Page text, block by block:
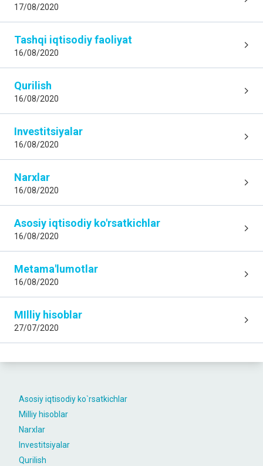
Asosiy iqtisodiy ko`rsatkichlar
Milliy hisoblar
Narxlar
Investitsiyalar
Qurilish
17/08/2020
Tashqi iqtisodiy faoliyat
16/08/2020
Qurilish
16/08/2020
Investitsiyalar
16/08/2020
Narxlar
16/08/2020
Asosiy iqtisodiy ko'rsatkichlar
16/08/2020
Metama'lumotlar
16/08/2020
MIlliy hisoblar
27/07/2020